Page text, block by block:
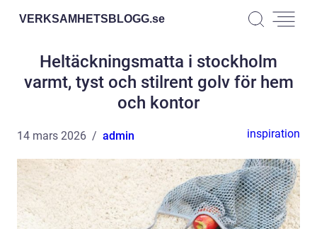
VERKSAMHETSBLOGG.se
Heltäckningsmatta i stockholm
varmt, tyst och stilrent golv för hem
och kontor
14 mars 2026 admin inspiration